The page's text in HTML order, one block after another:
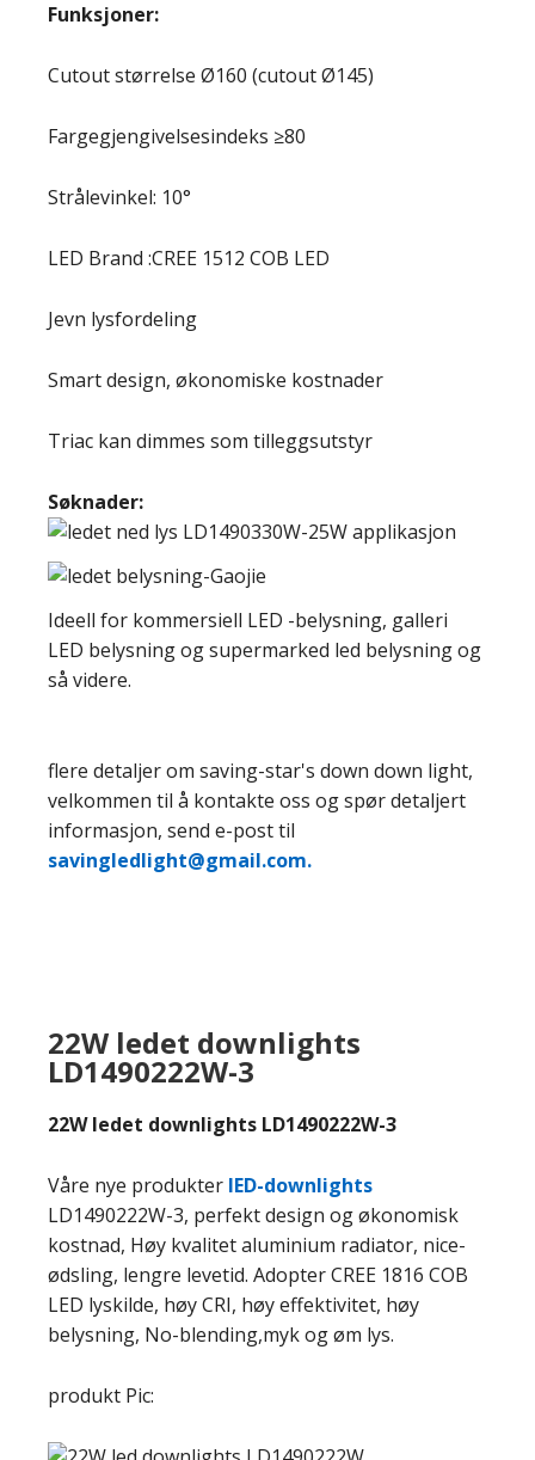
Funksjoner:
Cutout størrelse Ø160 (cutout Ø145)
Fargegjengivelsesindeks ≥80
Strålevinkel: 10°
LED Brand :CREE 1512 COB LED
Jevn lysfordeling
Smart design, økonomiske kostnader
Triac kan dimmes som tilleggsutstyr
Søknader:
Ideell for kommersiell LED -belysning, galleri
LED belysning og supermarked led belysning og
så videre.
flere detaljer om saving-star's down down light,
velkommen til å kontakte oss og spør detaljert
informasjon, send e-post til
savingledlight@gmail.com.
22W ledet downlights
LD1490222W-3
22W ledet downlights LD1490222W-3
Våre nye produkter lED-downlights
LD1490222W-3, perfekt design og økonomisk
kostnad, Høy kvalitet aluminium radiator, nice-
ødsling, lengre levetid. Adopter CREE 1816 COB
LED lyskilde, høy CRI, høy effektivitet, høy
belysning, No-blending,myk og øm lys.
produkt Pic: